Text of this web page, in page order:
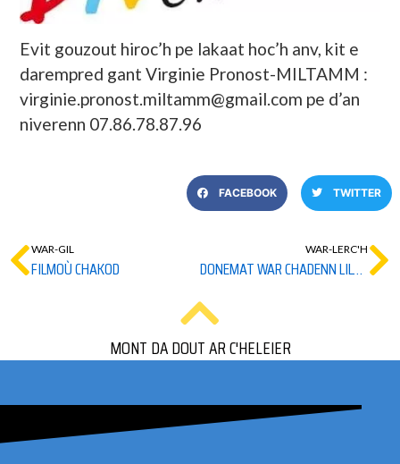
Evit gouzout hiroc’h pe lakaat hoc’h anv, kit e
darempred gant Virginie Pronost-MILTAMM :
virginie.pronost.miltamm@gmail.com pe d’an
niverenn 07.86.78.87.96
FACEBOOK TWITTER
WAR-GIL
FILMOÙ CHAKOD
WAR-LERC'H
DONEMAT WAR CHADENN LILY POTTER !
MONT DA DOUT AR C'HELEIER